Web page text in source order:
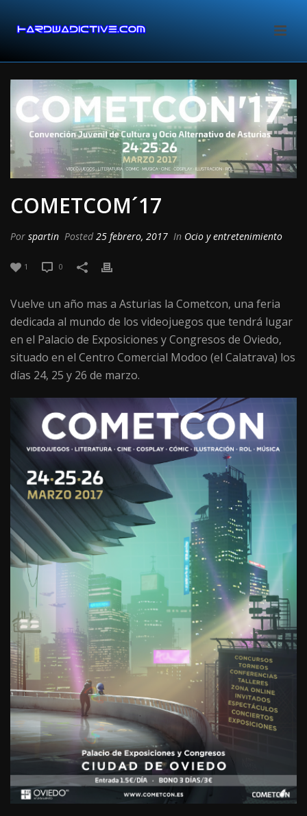
COMETCOM´17
Por spartin Posted25 febrero, 2017 In Ocio y entretenimiento
1 0
Vuelve un año mas a Asturias la Cometcon, una feria
dedicada al mundo de los videojuegos que tendrá lugar
en el Palacio de Exposiciones y Congresos de Oviedo,
situado en el Centro Comercial Modoo (el Calatrava) los
días 24, 25 y 26 de marzo.